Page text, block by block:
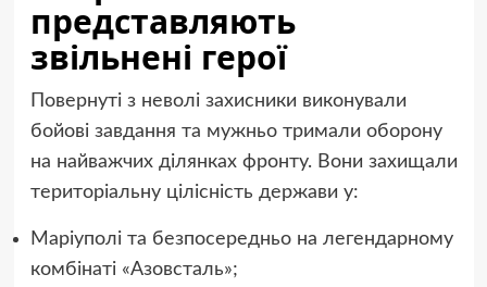
представляють
звільнені герої
Повернуті з неволі захисники виконували
бойові завдання та мужньо тримали оборону
на найважчих ділянках фронту. Вони захищали
територіальну цілісність держави у:
Маріуполі та безпосередньо на легендарному
комбінаті «Азовсталь»;